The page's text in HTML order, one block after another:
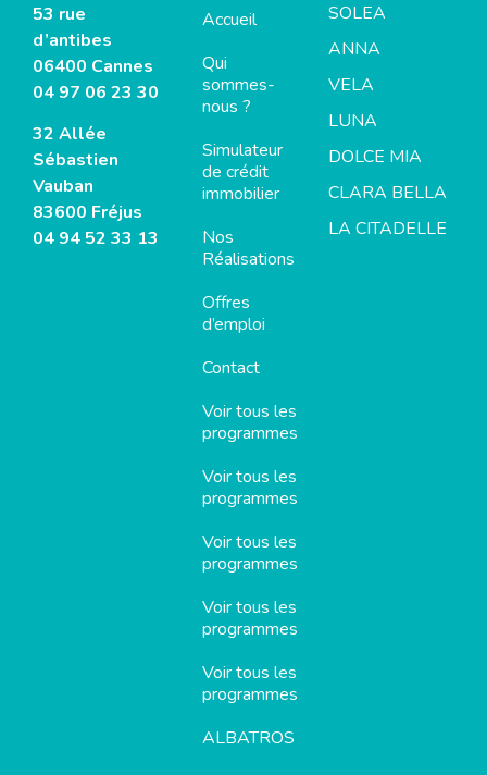
53 rue
d’antibes
06400 Cannes
04 97 06 23 30
32 Allée
Sébastien
Vauban
83600 Fréjus
04 94 52 33 13
Accueil
Qui
sommes-
nous ?
Simulateur
de crédit
immobilier
Nos
Réalisations
Offres
d’emploi
Contact
Voir tous les
programmes
Voir tous les
programmes
Voir tous les
programmes
Voir tous les
programmes
Voir tous les
programmes
ALBATROS
SOLEA
ANNA
VELA
LUNA
DOLCE MIA
CLARA BELLA
LA CITADELLE